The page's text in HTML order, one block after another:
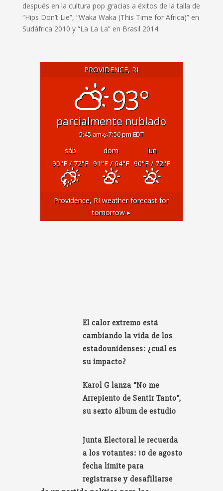
después en la cultura pop gracias a éxitos de la talla de
“Hips Don’t Lie”, “Waka Waka (This Time for Africa)” en
Sudáfrica 2010 y “La La La” en Brasil 2014.
PROVIDENCE, RI
93°
parcialmente nublado
5:45 am 7:56 pm EDT
sáb dom
lun
90°F/ 72°F 91°F/ 64°F 90°F/ 72°F
Providence, RI weather forecast for
tomorrow ▸
El calor extremo está
cambiando la vida de los
estadounidenses: ¿cuál es
su impacto?
Karol G lanza “No me
Arrepiento de Sentir Tanto”,
su sexto álbum de estudio
Junta Electoral le recuerda
a los votantes: 10 de agosto
fecha límite para
registrarse y desafiliarse